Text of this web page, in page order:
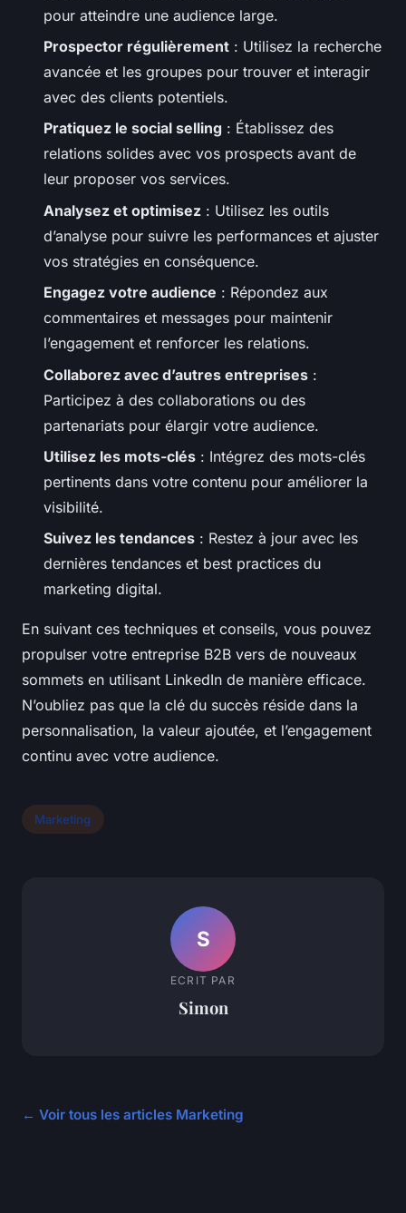
pour atteindre une audience large.
Prospector régulièrement : Utilisez la recherche
avancée et les groupes pour trouver et interagir
avec des clients potentiels.
Pratiquez le social selling : Établissez des
relations solides avec vos prospects avant de
leur proposer vos services.
Analysez et optimisez : Utilisez les outils
d’analyse pour suivre les performances et ajuster
vos stratégies en conséquence.
Engagez votre audience : Répondez aux
commentaires et messages pour maintenir
l’engagement et renforcer les relations.
Collaborez avec d’autres entreprises :
Participez à des collaborations ou des
partenariats pour élargir votre audience.
Utilisez les mots-clés : Intégrez des mots-clés
pertinents dans votre contenu pour améliorer la
visibilité.
Suivez les tendances : Restez à jour avec les
dernières tendances et best practices du
marketing digital.
En suivant ces techniques et conseils, vous pouvez
propulser votre entreprise B2B vers de nouveaux
sommets en utilisant LinkedIn de manière efficace.
N’oubliez pas que la clé du succès réside dans la
personnalisation, la valeur ajoutée, et l’engagement
continu avec votre audience.
Marketing
S
ECRIT PAR
Simon
← Voir tous les articles Marketing